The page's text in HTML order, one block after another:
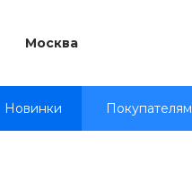
Москва
Новинки Покупателям